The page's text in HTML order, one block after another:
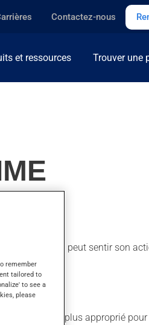
Contactez-nous
et ressources Trouver une
repos. On peut sentir son
qui est plus approprié
remember
tailored to
to see a
please